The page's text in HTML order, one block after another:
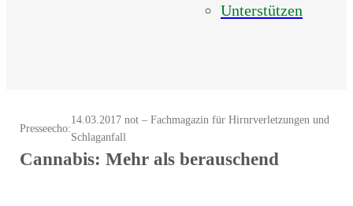
Unterstützen
Presseecho:
14.03.2017 not – Fachmagazin für Hirnrverletzungen und
Schlaganfall
Cannabis: Mehr als berauschend